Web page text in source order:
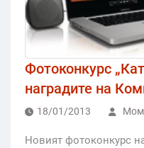
Фотоконкурс
наградите на
18/01/2013
Новият фотоконкурс